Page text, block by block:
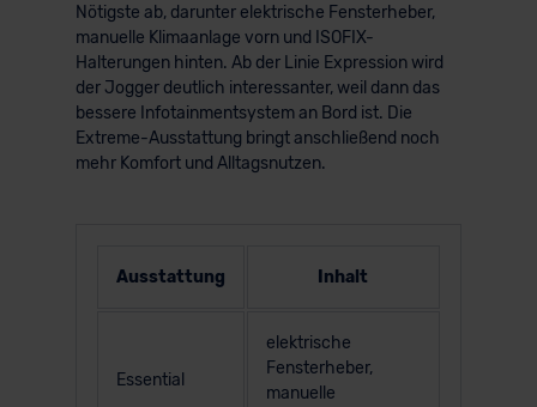
Nötigste ab, darunter elektrische Fensterheber,
manuelle Klimaanlage vorn und ISOFIX-
Halterungen hinten. Ab der Linie Expression wird
der Jogger deutlich interessanter, weil dann das
bessere Infotainmentsystem an Bord ist. Die
Extreme-Ausstattung bringt anschließend noch
mehr Komfort und Alltagsnutzen.
Ausstattung Inhalt
Essential
elektrische
Fensterheber,
manuelle